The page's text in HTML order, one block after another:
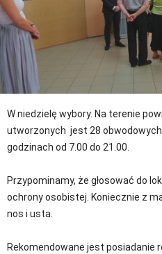
W niedzielę wybory. Na terenie
utworzonych jest 28
godzinach od 7.00 do 21.00.
Przypominamy, że głosować do
ochrony osobistej. Koniecznie z
nos i usta.
Rekomendowane jest posiadanie